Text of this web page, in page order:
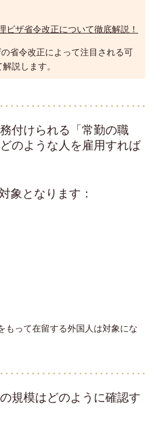
ビザ省令改正について徹底解説！
省令改正によって注目される可
説します。
付けられる「常勤の職
のような人を雇用すれば
象となります：
もって在留する外国人は対象にな
規模はどのように確認す